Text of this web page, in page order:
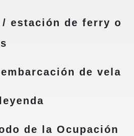
/ estación de ferry o
de vela
de la Ocupación